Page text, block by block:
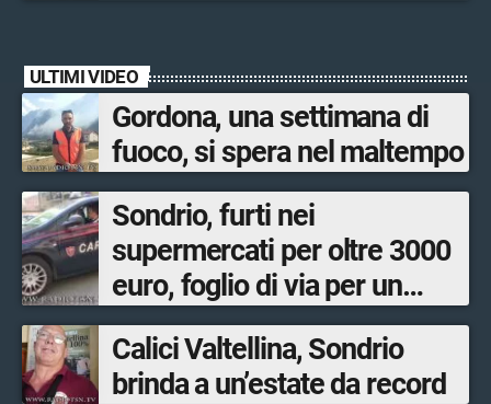
ULTIMI VIDEO
Gordona, una settimana di
fuoco, si spera nel maltempo
Sondrio, furti nei
supermercati per oltre 3000
euro, foglio di via per un
ventinovenne
Calici Valtellina, Sondrio
brinda a un’estate da record